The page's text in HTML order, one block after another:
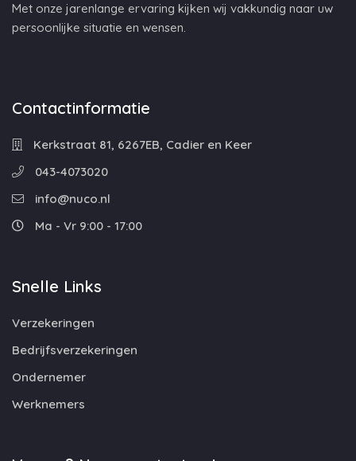
Met onze jarenlange ervaring kijken wij vakkundig naar uw
persoonlijke situatie en wensen.
Contactinformatie
Kerkstraat 81, 6267EB, Cadier en Keer
043-4073020
info@nuco.nl
Ma - Vr 9:00 - 17:00
Snelle Links
Verzekeringen
Bedrijfsverzekeringen
Ondernemer
Werknemers